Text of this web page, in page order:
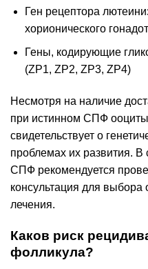
Ген рецептора
хорионического
Гены, кодирующие
(ZP1, ZP2, ZP3, ZP4)
Несмотря на наличие
при истинном СПФ
свидетельствует о
проблемах их развития.
СПФ рекомендуется
консультация для выбора
лечения.
Каков риск
фолликула?